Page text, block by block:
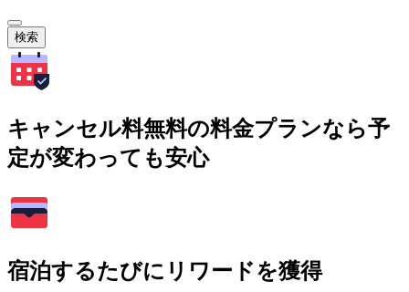
検索
キャンセル料無料の料金プランなら予
定が変わっても安心
宿泊するたびにリワードを獲得